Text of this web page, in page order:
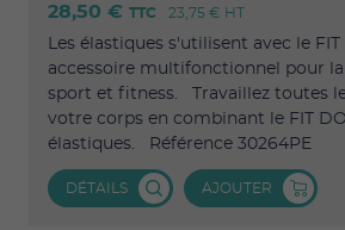
28,50 € TTC 23,75 € HT
Les élastiques s'utilisent avec le FIT
accessoire multifonctionnel pour
sport et fitness. Travaillez toutes
votre corps en combinant le FIT
élastiques. Référence 30264PE
DÉTAILS AJOUTER